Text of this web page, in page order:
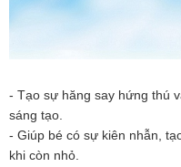
- Tạo sự hăng say hứng thú
sáng tạo.
- Giúp bé có sự kiên nhẫn,
khi còn nhỏ.